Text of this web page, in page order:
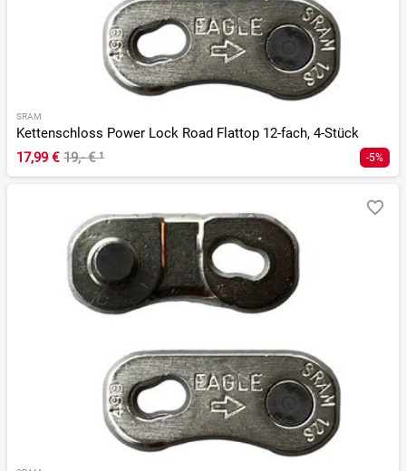
SRAM
Kettenschloss Power Lock Road Flattop 12-fach, 4-Stück
17,99 € 19,- €¹ -5%